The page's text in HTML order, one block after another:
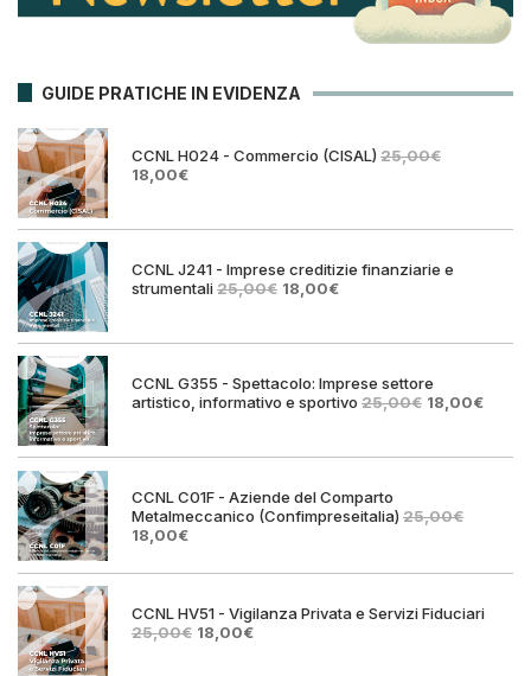
GUIDE PRATICHE IN EVIDENZA
CCNL H024 - Commercio (CISAL) 25,00€
Il
era:
18,00€Il
è:
CCNL J241 - Imprese creditizie finanziarie e
strumentali25,00€ Il
era:
18,00€Il
è:
CCNL G355 - Spettacolo: Imprese settore
artistico, informativo e sportivo 25,00€ Il
era:
18,00€Il
è:
CCNL C01F - Aziende del Comparto
Metalmeccanico (Confimpreseitalia) 25,00€
Il
originale
25,00€.
18,00€Il
attuale
18,00€.
CCNL HV51 - Vigilanza Privata e Servizi Fiduciari
25,00€ Il18,00€Il